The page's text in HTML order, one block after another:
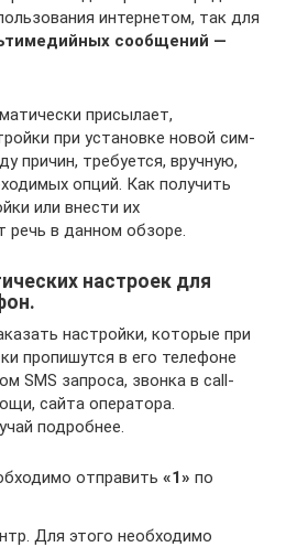
интернетом, так для
сообщений —
присылает,
при установке новой сим-
причин, требуется, вручную,
опций. Как получить
или внести их
речь в данном обзоре.
настроек для
настройки, которые при
пропишутся в его телефоне
SMS запроса, звонка в call-
сайта оператора.
подробнее.
отправить «1» по
Для этого необходимо